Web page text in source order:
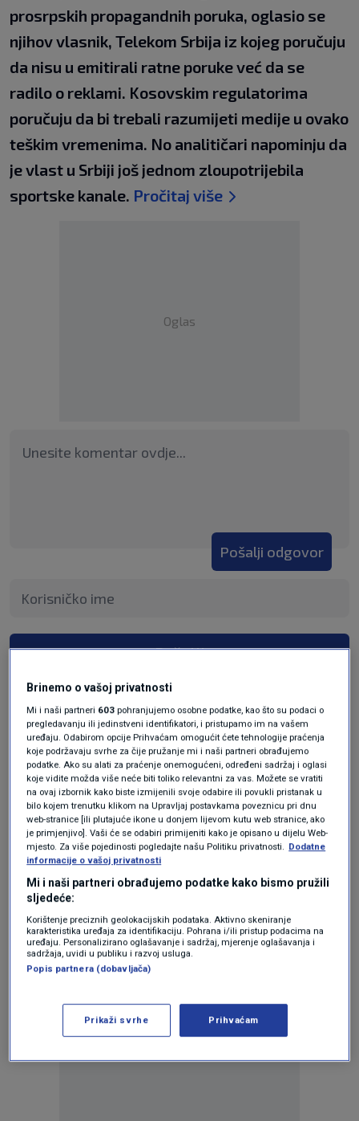
prosrpskih propagandnih poruka, oglasio se
njihov vlasnik, Telekom Srbija iz kojeg poručuju
da nisu u emitirali ratne poruke već da se
radilo o reklami. Kosovskim regulatorima
poručuju da bi trebali razumijeti medije u ovako
teškim vremenima. No analitičari napominju da
je vlast u Srbiji još jednom zloupotrijebila
sportske kanale. Pročitaj više
Oglas
Pošalji odgovor
Pošalji
Oglas
Brinemo o vašoj privatnosti
Mi i naši partneri 603 pohranjujemo osobne podatke, kao što su podaci o
pregledavanju ili jedinstveni identifikatori, i pristupamo im na vašem
uređaju. Odabirom opcije Prihvaćam omogućit ćete tehnologije praćenja
koje podržavaju svrhe za čije pružanje mi i naši partneri obrađujemo
podatke. Ako su alati za praćenje onemogućeni, određeni sadržaj i oglasi
koje vidite možda više neće biti toliko relevantni za vas. Možete se vratiti
na ovaj izbornik kako biste izmijenili svoje odabire ili povukli pristanak u
bilo kojem trenutku klikom na Upravljaj postavkama poveznicu pri dnu
web-stranice [ili plutajuće ikone u donjem lijevom kutu web stranice, ako
je primjenjivo]. Vaši će se odabiri primijeniti kako je opisano u dijelu Web-
mjesto. Za više pojedinosti pogledajte našu Politiku privatnosti. Dodatne
informacije o vašoj privatnosti
Mi i naši partneri obrađujemo podatke kako bismo pružili
sljedeće:
Korištenje preciznih geolokacijskih podataka. Aktivno skeniranje
karakteristika uređaja za identifikaciju. Pohrana i/ili pristup podacima na
uređaju. Personalizirano oglašavanje i sadržaj, mjerenje oglašavanja i
sadržaja, uvidi u publiku i razvoj usluga.
Popis partnera (dobavljača)
Prikaži svrhe Prihvaćam